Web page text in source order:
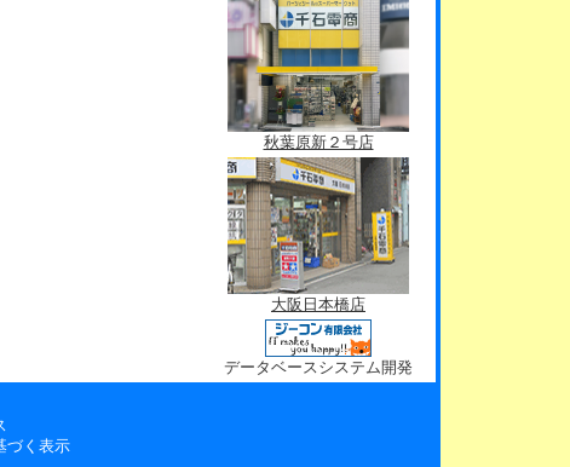
秋葉原新２号店
大阪日本橋店
データベースシステム開発
づく表示